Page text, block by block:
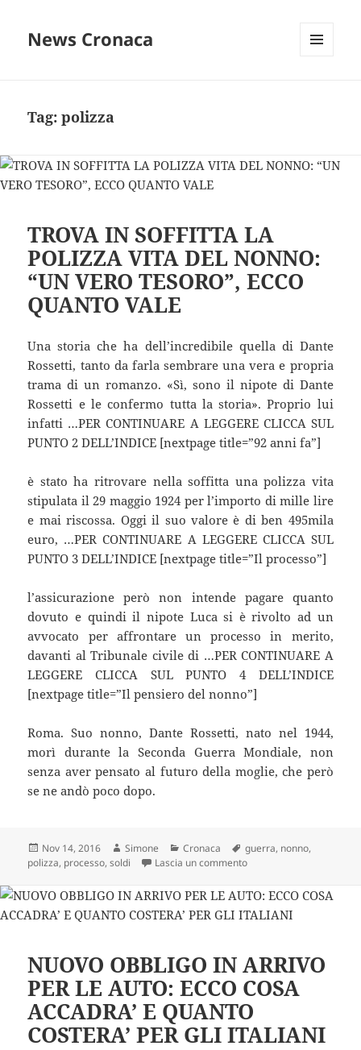
News Cronaca
Tag:polizza
TROVA IN SOFFITTA LA
POLIZZA VITA DEL NONNO:
“UN VERO TESORO”, ECCO
QUANTO VALE
Una storia che ha dell’incredibile quella di Dante
Rossetti, tanto da farla sembrare una vera e propria
trama di un romanzo. «Sì, sono il nipote di Dante
Rossetti e le confermo tutta la storia». Proprio lui
infatti …PER CONTINUARE A LEGGERE CLICCA SUL
PUNTO 2 DELL’INDICE [nextpage title=”92 anni fa”]
è stato ha ritrovare nella soffitta una polizza vita
stipulata il 29 maggio 1924 per l’importo di mille lire
e mai riscossa. Oggi il suo valore è di ben 495mila
euro, …PER CONTINUARE A LEGGERE CLICCA SUL
PUNTO 3 DELL’INDICE [nextpage title=”Il processo”]
l’assicurazione però non intende pagare quanto
dovuto e quindi il nipote Luca si è rivolto ad un
avvocato per affrontare un processo in merito,
davanti al Tribunale civile di …PER CONTINUARE A
LEGGERE CLICCA SUL PUNTO 4 DELL’INDICE
[nextpage title=”Il pensiero del nonno”]
Roma. Suo nonno, Dante Rossetti, nato nel 1944,
morì durante la Seconda Guerra Mondiale, non
senza aver pensato al futuro della moglie, che però
se ne andò poco dopo.
Scritto
il
Nov 14, 2016 Autore
Simone Categorie
Cronaca Tag
guerra, nonno,
polizza, processo,soldi Lascia un commentosu TROVA IN SOFFITTA
NUOVO OBBLIGO IN ARRIVO
PER LE AUTO: ECCO COSA
ACCADRA’ E QUANTO
COSTERA’ PER GLI ITALIANI